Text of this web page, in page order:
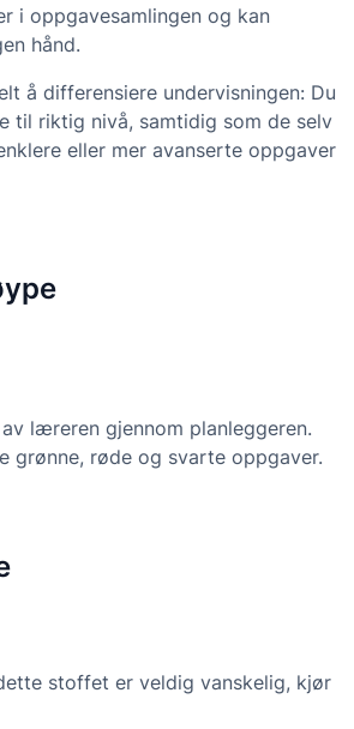
i oppgavesamlingen og kan
hånd.
å differensiere undervisningen: Du
til riktig nivå, samtidig som de selv
eller mer avanserte oppgaver
læreren gjennom planleggeren.
grønne, røde og svarte oppgaver.
stoffet er veldig vanskelig, kjør